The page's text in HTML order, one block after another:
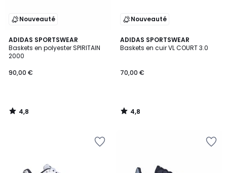
Nouveauté
ADIDAS SPORTSWEAR
Baskets en polyester SPIRITAIN
2000
90,00 €
4,8
/ 5
4,8
/
Nouveauté
ADIDAS SPORTSWEAR
Baskets en cuir VL COURT 3.0
70,00 €
4,8
/ 5
4,8
/